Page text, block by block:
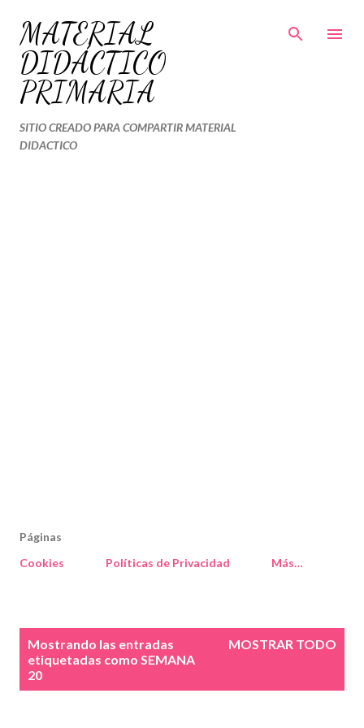
Ir al contenido principal
MATERIAL
DIDÁCTICO
PRIMARIA
SITIO CREADO PARA COMPARTIR MATERIAL
DIDACTICO
Páginas
Cookies
Políticas de Privacidad Más…
Mostrando las entradas
etiquetadas como SEMANA
20
MOSTRAR TODO